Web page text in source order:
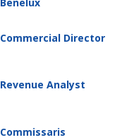
Commercial Director
Revenue Analyst
Commissaris